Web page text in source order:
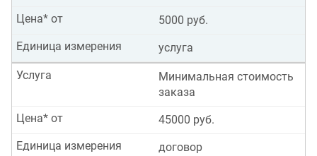
5000 руб.
Цена* от
услуга
Единица измерения
Минимальная стоимость
заказа
Услуга
45000 руб.
Цена* от
договор
Единица измерения